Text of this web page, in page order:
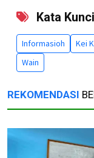
Kata
Informasioh Kei
Wain
REKOMENDASI